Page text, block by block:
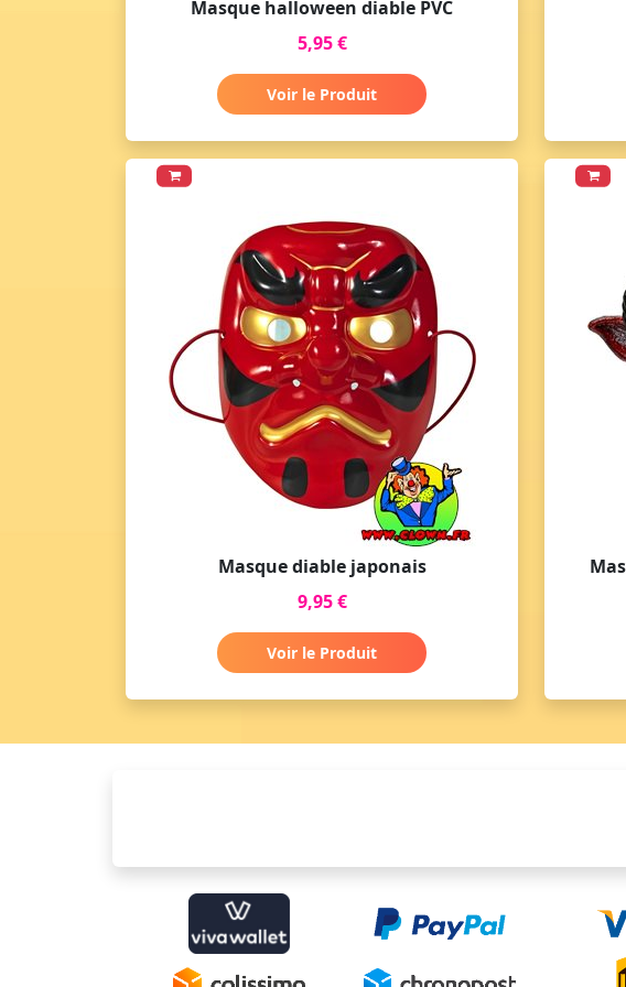
Masque halloween diable PVC
5,95 €
Voir le Produit
Masque diable japonais
9,95 €
Voir le Produit